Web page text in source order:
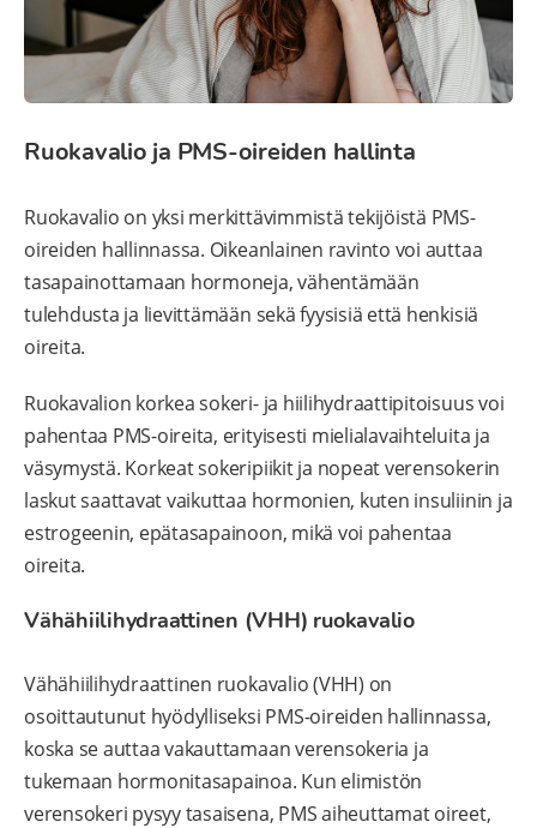
Ruokavalio ja PMS-oireiden hallinta
Ruokavalio on yksi merkittävimmistä tekijöistä PMS-
oireiden hallinnassa. Oikeanlainen ravinto voi auttaa
tasapainottamaan hormoneja, vähentämään
tulehdusta ja lievittämään sekä fyysisiä että henkisiä
oireita.
Ruokavalion korkea sokeri- ja hiilihydraattipitoisuus voi
pahentaa PMS-oireita, erityisesti mielialavaihteluita ja
väsymystä. Korkeat sokeripiikit ja nopeat verensokerin
laskut saattavat vaikuttaa hormonien, kuten insuliinin ja
estrogeenin, epätasapainoon, mikä voi pahentaa
oireita.
Vähähiilihydraattinen (VHH) ruokavalio
Vähähiilihydraattinen ruokavalio (VHH) on
osoittautunut hyödylliseksi PMS-oireiden hallinnassa,
koska se auttaa vakauttamaan verensokeria ja
tukemaan hormonitasapainoa. Kun elimistön
verensokeri pysyy tasaisena, PMS aiheuttamat oireet,